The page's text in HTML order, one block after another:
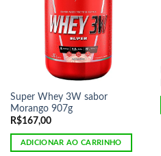
Super Whey 3W sabor
Morango 907g
R$167,00
ADICIONAR AO CARRINHO